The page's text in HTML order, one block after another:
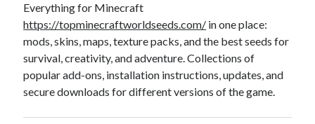
Everything for Minecraft
https://topminecraftworldseeds.com/ in one place:
mods, skins, maps, texture packs, and the best seeds for
survival, creativity, and adventure. Collections of
popular add-ons, installation instructions, updates, and
secure downloads for different versions of the game.